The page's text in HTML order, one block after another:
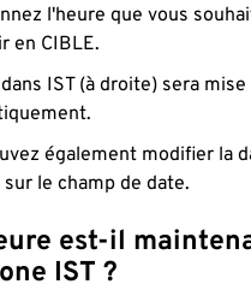
l'heure que vous
en CIBLE.
IST (à droite) sera
également modifier la
le champ de date.
est-il
IST ?